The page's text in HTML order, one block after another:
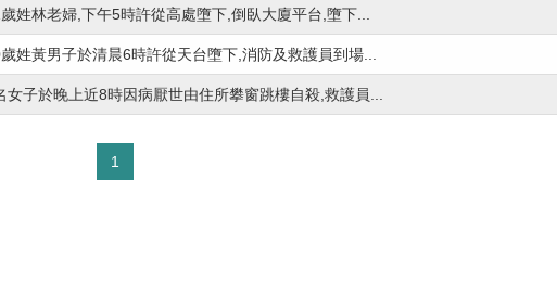
姓林老婦,下午5時許從高處墮下,倒臥大廈平台,墮下...
姓黃男子於清晨6時許從天台墮下,消防及救護員到場...
女子於晚上近8時因病厭世由住所攀窗跳樓自殺,救護員...
1